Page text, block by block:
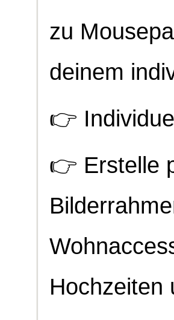
zu
deinem
👉
👉 Erstelle
Hochzeiten